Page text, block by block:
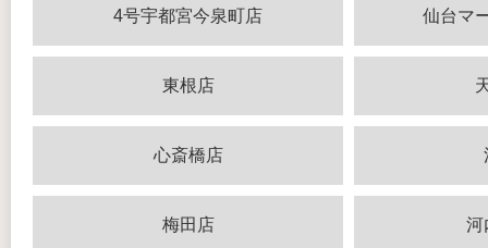
4号宇都宮今泉町店 仙台マ
東根店
心斎橋店
梅田店 河